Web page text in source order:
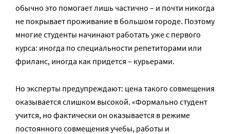
обычно это помогает лишь частично – и почти никогда
не покрывает проживание в большом городе. Поэтому
многие студенты начинают работать уже с первого
курса: иногда по специальности репетиторами или
фриланс, иногда как придется – курьерами.
Но эксперты предупреждают: цена такого совмещения
оказывается слишком высокой. «Формально студент
учится, но фактически он оказывается в режиме
постоянного совмещения учебы, работы и